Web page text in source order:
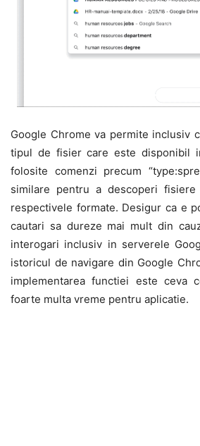
Google Chrome va permite inclusiv
tipul de fisier care este disponibil
folosite comenzi precum
similare pentru a descoperi
respectivele formate. Desigur ca e
cautari sa dureze mai mult din
interogari inclusiv in serverele
istoricul de navigare din Google
implementarea functiei este ceva
foarte multa vreme pentru aplicatie.